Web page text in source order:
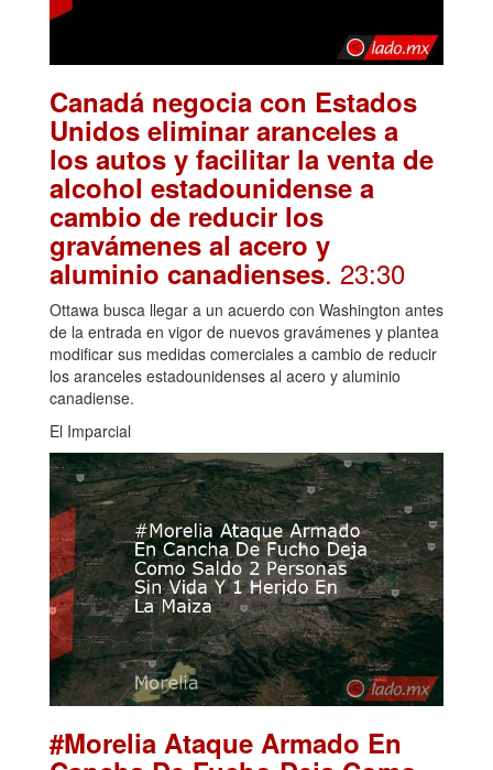
Canadá negocia con Estados
Unidos eliminar aranceles a
los autos y facilitar la venta de
alcohol estadounidense a
cambio de reducir los
gravámenes al acero y
aluminio canadienses. 23:30
Ottawa busca llegar a un acuerdo con Washington antes
de la entrada en vigor de nuevos gravámenes y plantea
modificar sus medidas comerciales a cambio de reducir
los aranceles estadounidenses al acero y aluminio
canadiense.
El Imparcial
#Morelia Ataque Armado En